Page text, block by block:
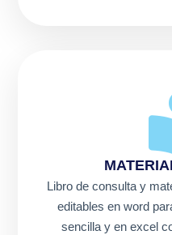
Libro de consulta y
editables en word
sencilla y en excel